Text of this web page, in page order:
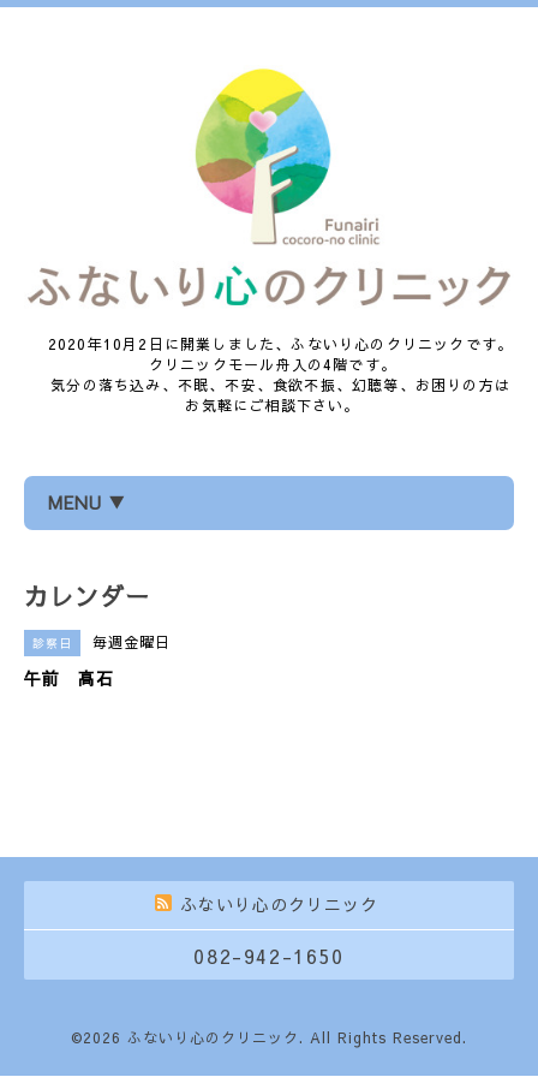
2020年10月2日に開業しました、ふないり心のクリニックです。
クリニックモール舟入の4階です。
気分の落ち込み、不眠、不安、食欲不振、幻聴等、お困りの方は
お気軽にご相談下さい。
MENU ▼
カレンダー
診察日 毎週金曜日
午前 高石
ふないり心のクリニック
082-942-1650
©2026 ふないり心のクリニック. All Rights Reserved.